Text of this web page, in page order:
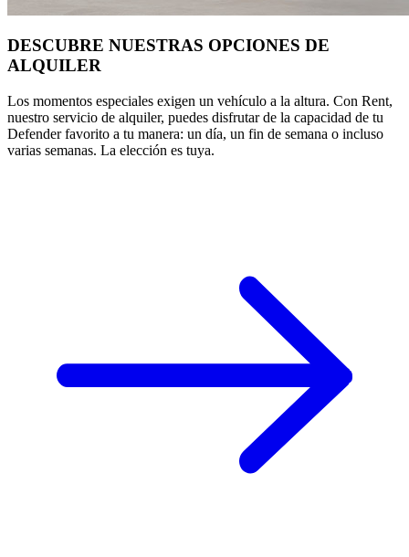
DESCUBRE NUESTRAS OPCIONES DE
ALQUILER
Los momentos especiales exigen un vehículo a la altura. Con Rent,
nuestro servicio de alquiler, puedes disfrutar de la capacidad de tu
Defender favorito a tu manera: un día, un fin de semana o incluso
varias semanas. La elección es tuya.